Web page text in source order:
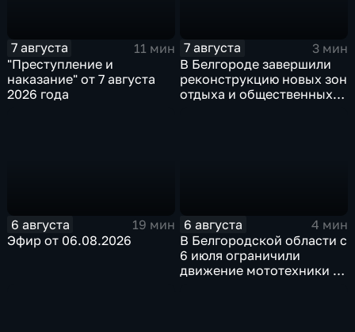
7 августа
11 мин
"Преступление и
наказание" от 7 августа
2026 года
7 августа
3 мин
В Белгороде завершили
реконструкцию новых зон
отдыха и общественных
6 августа
19 мин
Эфир от 06.08.2026
6 августа
4 мин
В Белгородской области с
6 июля ограничили
движение мототехники в